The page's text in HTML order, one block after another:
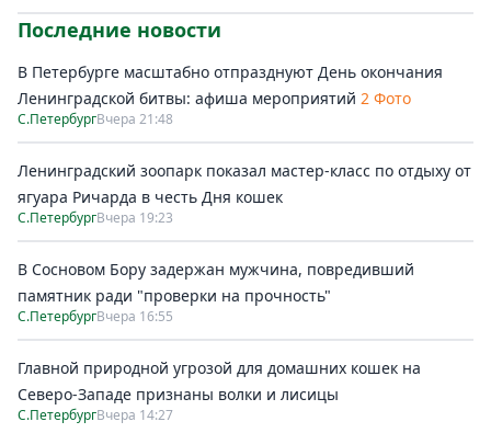
Последние новости
В Петербурге масштабно отпразднуют День окончания
Ленинградской битвы: афиша мероприятий 2 Фото
С.ПетербургВчера 21:48
Ленинградский зоопарк показал мастер-класс по отдыху от
ягуара Ричарда в честь Дня кошек
С.ПетербургВчера 19:23
В Сосновом Бору задержан мужчина, повредивший
памятник ради "проверки на прочность"
С.ПетербургВчера 16:55
Главной природной угрозой для домашних кошек на
Северо-Западе признаны волки и лисицы
С.ПетербургВчера 14:27